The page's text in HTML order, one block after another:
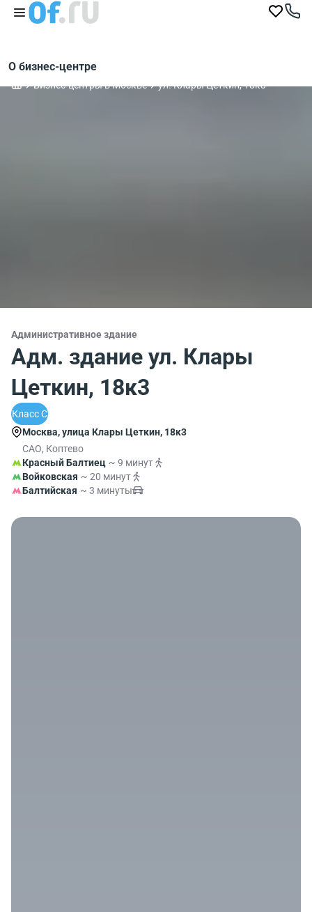
О бизнес-центре
Бизнес-центры в Москве ул. Клары Цеткин, 18к3
Административное здание
Адм. здание ул. Клары
Цеткин, 18к3
Класс C
Москва, улица Клары Цеткин, 18к3
САО, Коптево
Красный Балтиец ~ 9 минут
Войковская ~ 20 минут
Балтийская ~ 3 минуты